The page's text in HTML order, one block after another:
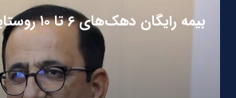
بیمه رایگان دهک‌های ۶ تا ۱۰ روستاییان منتفی شد